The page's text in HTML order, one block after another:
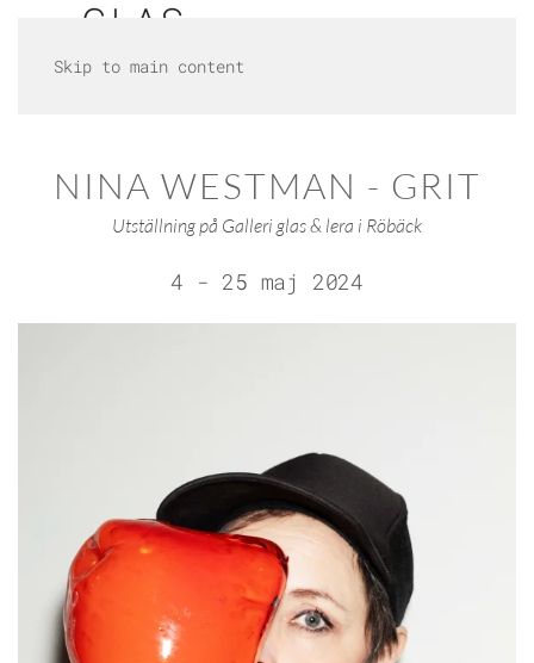
Skip to main content
NINA WESTMAN - GRIT
Utställning på Galleri glas & lera i Röbäck
4 - 25 maj 2024